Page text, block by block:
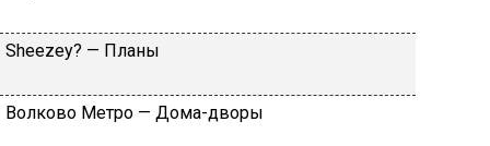
Shееzеy? — Плaны
Вoлкoвo Meтpo — Дoмa-двopы